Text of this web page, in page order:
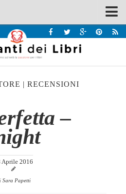
| RECENSIONI
–
Aprile 2016
Sara Papetti